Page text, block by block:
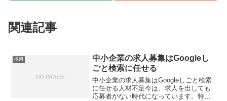
関連記事
採用
中小企業の求人募集はGoogleし
ごと検索に任せる
中小企業の求人募集はGoogleしごと検索
に任せる人材不足今は、求人を出しても
応募者がない時代になっています。特に